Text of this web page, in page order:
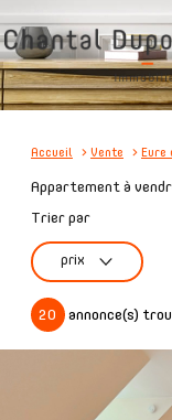
Accueil
Accueil Vente
Appartement à
Trier par
prix
20 annonce(s)